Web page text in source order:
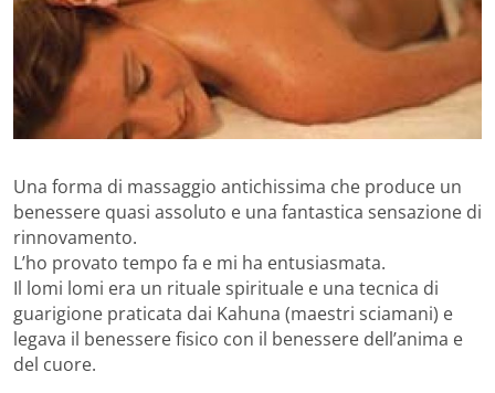
Una forma di massaggio antichissima che produce un
benessere quasi assoluto e una fantastica sensazione di
rinnovamento.
L’ho provato tempo fa e mi ha entusiasmata.
Il lomi lomi era un rituale spirituale e una tecnica di
guarigione praticata dai Kahuna (maestri sciamani) e
legava il benessere fisico con il benessere dell’anima e
del cuore.